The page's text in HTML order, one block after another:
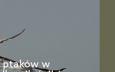
ptaków w